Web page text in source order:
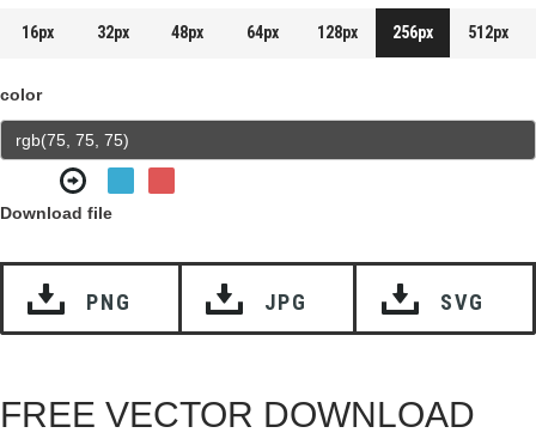
16px 32px 48px 64px 128px 256px 512px
color
Download file
PNG JPG SVG
FREE VECTOR DOWNLOAD